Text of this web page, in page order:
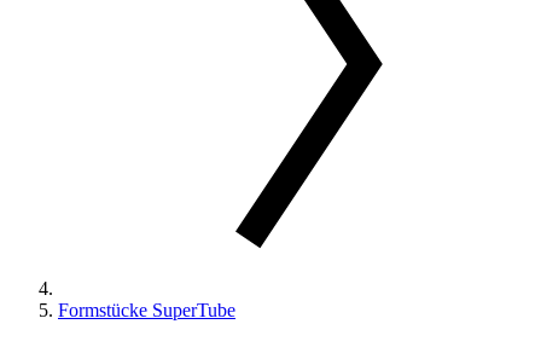
Formstücke SuperTube